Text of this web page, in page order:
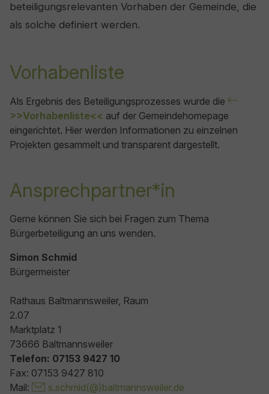
beteiligungsrelevanten Vorhaben der Gemeinde, die
als solche definiert werden.
Vorhabenliste
Als Ergebnis des Beteiligungsprozesses wurde die
>>Vorhabenliste<< auf der Gemeindehomepage
eingerichtet. Hier werden Informationen zu einzelnen
Projekten gesammelt und transparent dargestellt.
Ansprechpartner*in
Gerne können Sie sich bei Fragen zum Thema
Bürgerbeteiligung an uns wenden.
Simon Schmid
Bürgermeister
Rathaus Baltmannsweiler, Raum
2.07
Marktplatz 1
73666 Baltmannsweiler
Telefon: 07153 9427 10
Fax: 07153 9427 810
Mail:
s.schmid(@)baltmannsweiler.de